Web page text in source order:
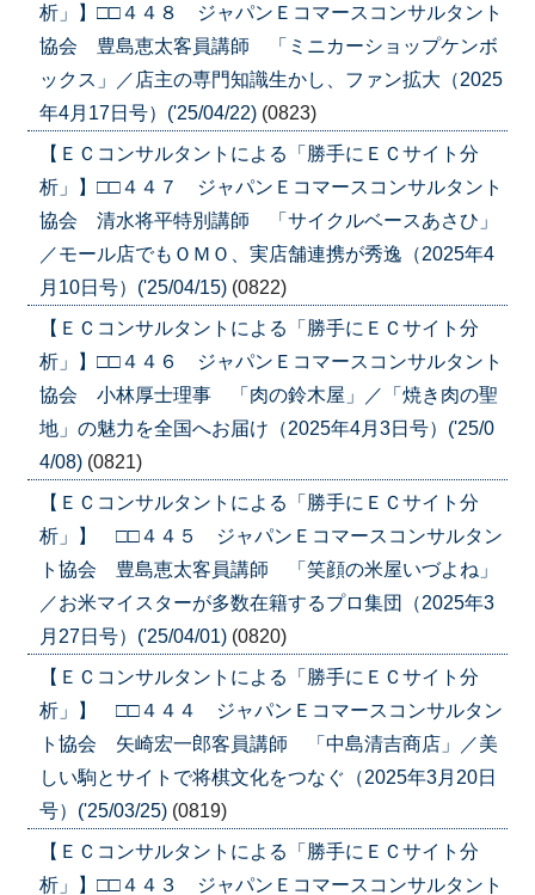
析」】□□４４８ ジャパンＥコマースコンサルタント
協会 豊島恵太客員講師 「ミニカーショップケンボ
ックス」／店主の専門知識生かし、ファン拡大（2025
年4月17日号）('25/04/22) (0823)
【ＥＣコンサルタントによる「勝手にＥＣサイト分
析」】□□４４７ ジャパンＥコマースコンサルタント
協会 清水将平特別講師 「サイクルベースあさひ」
／モール店でもＯＭＯ、実店舗連携が秀逸（2025年4
月10日号）('25/04/15) (0822)
【ＥＣコンサルタントによる「勝手にＥＣサイト分
析」】□□４４６ ジャパンＥコマースコンサルタント
協会 小林厚士理事 「肉の鈴木屋」／「焼き肉の聖
地」の魅力を全国へお届け（2025年4月3日号）('25/0
4/08) (0821)
【ＥＣコンサルタントによる「勝手にＥＣサイト分
析」】 □□４４５ ジャパンＥコマースコンサルタン
ト協会 豊島恵太客員講師 「笑顔の米屋いづよね」
／お米マイスターが多数在籍するプロ集団（2025年3
月27日号）('25/04/01) (0820)
【ＥＣコンサルタントによる「勝手にＥＣサイト分
析」】 □□４４４ ジャパンＥコマースコンサルタン
ト協会 矢崎宏一郎客員講師 「中島清吉商店」／美
しい駒とサイトで将棋文化をつなぐ（2025年3月20日
号）('25/03/25) (0819)
【ＥＣコンサルタントによる「勝手にＥＣサイト分
析」】□□４４３ ジャパンＥコマースコンサルタント